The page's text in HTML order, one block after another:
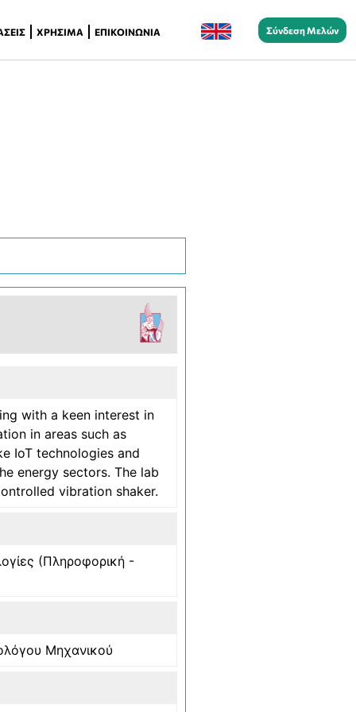
ΧΡΉΣΙΜΑ ΕΠΙΚΟΙΝΩΝΊΑ Σύνδεση Μελών
with a keen interest in
in areas such as
IoT technologies and
energy sectors. The lab
vibration shaker.
(Πληροφορική -
Μηχανικού